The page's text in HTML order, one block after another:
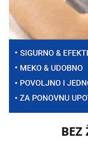
BEZ